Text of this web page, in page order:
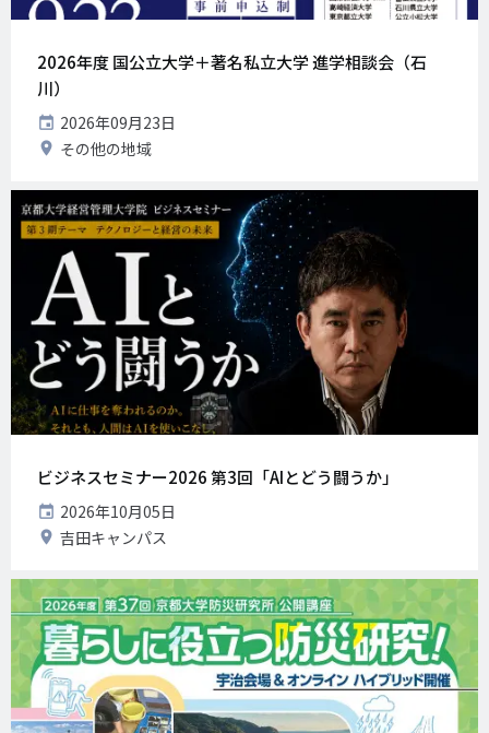
2026年度 国公立大学＋著名私立大学 進学相談会（石
川）
開
催
日
2026年09月23日
開
地
その他の地域
ビジネスセミナー2026 第3回「AIとどう闘うか」
開
催
日
2026年10月05日
開
地
吉田キャンパス